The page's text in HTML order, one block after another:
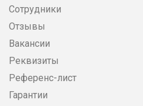
Сотрудники
Отзывы
Вакансии
Реквизиты
Референс-лист
Гарантии